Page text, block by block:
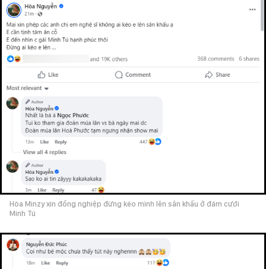
Hòa Minzy xin đồng nghiệp đừng kéo mình lên sân khấu ở đám cưới
Minh Tú